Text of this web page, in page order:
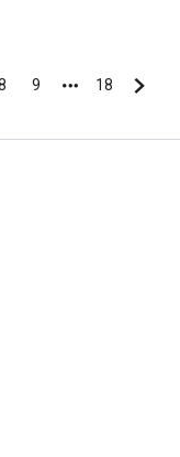
StronaStrona
9
Ostatnia
18